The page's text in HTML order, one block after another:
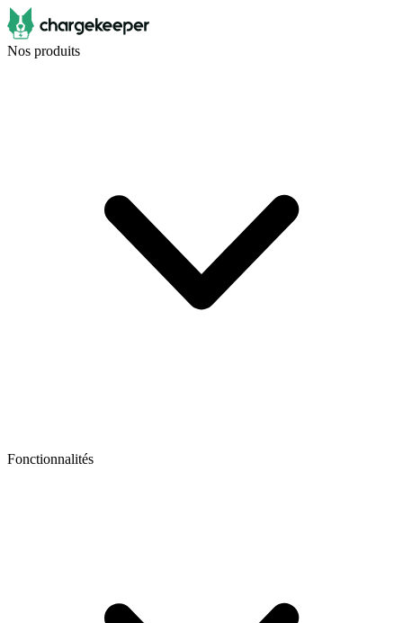
Nos produits
Fonctionnalités